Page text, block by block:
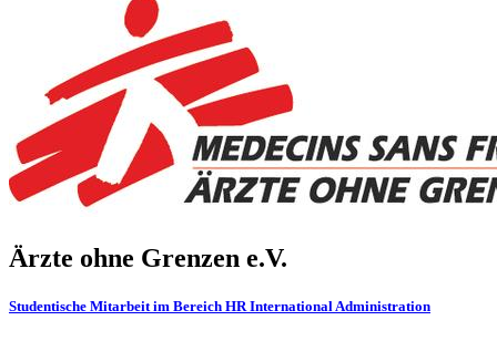
Ärzte ohne Gren­zen e.V.
Studentische Mitarbeit im Bereich HR International Administration